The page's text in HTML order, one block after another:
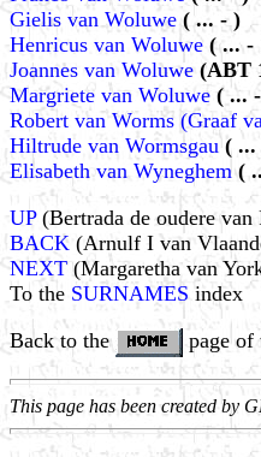
Gielis van Woluwe( ... - )
Henricus van Woluwe ( ... -
Joannes van Woluwe (ABT
Margriete van Woluwe ( ...
Robert van Worms (Graaf
Hiltrude van Wormsgau( ...
Elisabeth van Wyneghem(
UP(Bertrada de oudere van
BACK (Arnulf I van
NEXT(Margaretha van
To the SURNAMES index
Back to the
page of
This page has been created by